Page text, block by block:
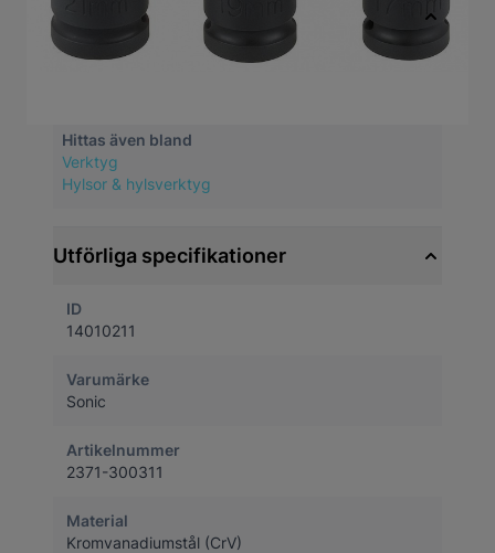
Snabbfakta
Hittas även bland
Verktyg
Hylsor & hylsverktyg
Utförliga specifikationer
ID
14010211
Varumärke
Sonic
Artikelnummer
2371-300311
Material
Kromvanadiumstål (CrV)